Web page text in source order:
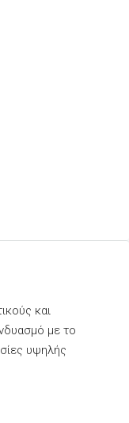
και
με το
υψηλής